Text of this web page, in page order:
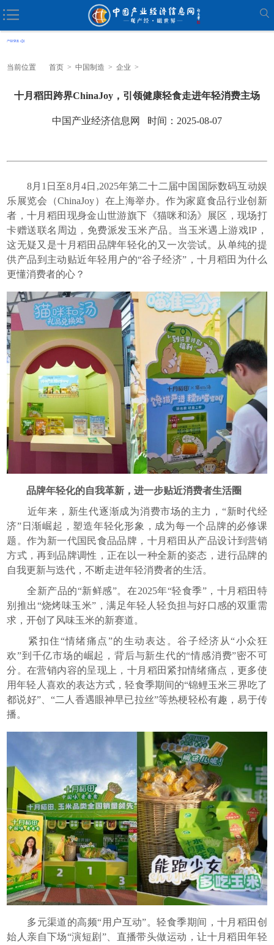
当前位置 首页 > 中国制造 > 企业 >
十月稻田跨界ChinaJoy，引领健康轻食走进年轻消费主场
中国产业经济信息网 时间：2025-08-07
8月1日至8月4日,2025年第二十二届中国国际数码互动娱
乐展览会（ChinaJoy）在上海举办。作为家庭食品行业创新
者，十月稻田现身金山世游旗下《猫咪和汤》展区，现场打
卡赠送联名周边，免费派发玉米产品。当玉米遇上游戏IP，
这无疑又是十月稻田品牌年轻化的又一次尝试。从单纯的提
供产品到主动贴近年轻用户的“谷子经济”，十月稻田为什么
更懂消费者的心？
品牌年轻化的自我革新，进一步贴近消费者生活圈
近年来，新生代逐渐成为消费市场的主力，“新时代经
济”日渐崛起，塑造年轻化形象，成为每一个品牌的必修课
题。作为新一代国民食品品牌，十月稻田从产品设计到营销
方式，再到品牌调性，正在以一种全新的姿态，进行品牌的
自我更新与迭代，不断走进年轻消费者的生活。
全新产品的“新鲜感”。在2025年“轻食季”，十月稻田特
别推出“烧烤味玉米”，满足年轻人轻负担与好口感的双重需
求，开创了风味玉米的新赛道。
紧扣住“情绪痛点”的生动表达。谷子经济从“小众狂
欢”到千亿市场的崛起，背后与新生代的“情感消费”密不可
分。在营销内容的呈现上，十月稻田紧扣情绪痛点，更多使
用年轻人喜欢的表达方式，轻食季期间的“锦鲤玉米三界吃了
都说好”、“二人香遇眼神早已拉丝”等热梗轻松有趣，易于传
播。
多元渠道的高频“用户互动”。轻食季期间，十月稻田创
始人亲自下场“演短剧”、直播带头做运动，让十月稻田年轻